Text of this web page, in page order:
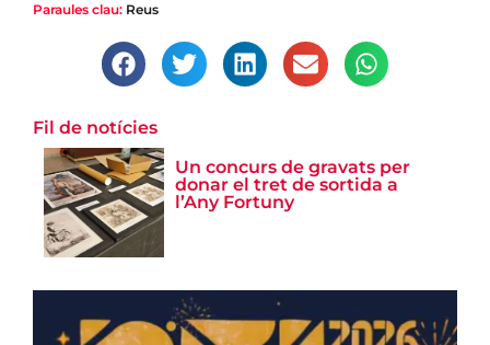
Paraules clau: Reus
Fil de notícies
Un concurs de gravats per
donar el tret de sortida a
l’Any Fortuny